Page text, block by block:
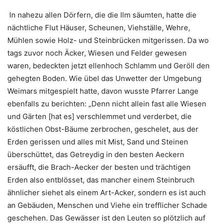
In nahezu allen Dörfern, die die Ilm säumten, hatte die
nächtliche Flut Häuser, Scheunen, Viehställe, Wehre,
Mühlen sowie Holz- und Steinbrücken mitgerissen. Da wo
tags zuvor noch Äcker, Wiesen und Felder gewesen
waren, bedeckten jetzt ellenhoch Schlamm und Geröll den
gehegten Boden. Wie übel das Unwetter der Umgebung
Weimars mitgespielt hatte, davon wusste Pfarrer Lange
ebenfalls zu berichten: „Denn nicht allein fast alle Wiesen
und Gärten [hat es] verschlemmet und verderbet, die
köstlichen Obst-Bäume zerbrochen, geschelet, aus der
Erden gerissen und alles mit Mist, Sand und Steinen
überschüttet, das Getreydig in den besten Aeckern
ersäufft, die Brach-Aecker der besten und trächtigen
Erden also entblösset, das mancher einem Steinbruch
ähnlicher siehet als einem Art-Acker, sondern es ist auch
an Gebäuden, Menschen und Viehe ein trefflicher Schade
geschehen. Das Gewässer ist den Leuten so plötzlich auf